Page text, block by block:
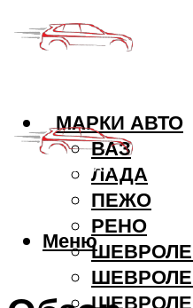
МАРКИ АВТО
ВАЗ
ЛАДА
ПЕЖО
РЕНО
ШЕВРОЛЕ
Меню